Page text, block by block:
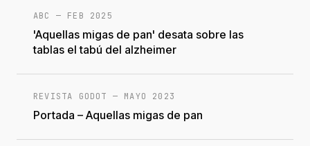
ABC — FEB 2025
'Aquellas migas de pan' desata sobre las
tablas el tabú del alzheimer
REVISTA GODOT — MAYO 2023
Portada – Aquellas migas de pan